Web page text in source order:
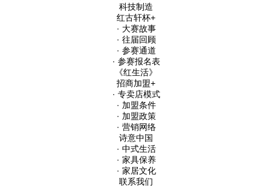
科技制造
红古轩杯+
· 大赛故事
· 往届回顾
· 参赛通道
· 参赛报名表
《红生活》
招商加盟+
· 专卖店模式
· 加盟条件
· 加盟政策
· 营销网络
诗意中国
· 中式生活
· 家具保养
· 家居文化
联系我们